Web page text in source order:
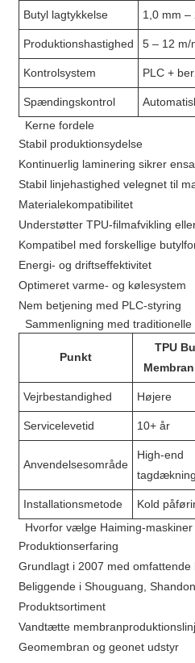
Butyl lagtykkelse 1,0 mm –
Produktionshastighed 5 – 12 m/
Kontrolsystem PLC +
Spændingskontrol
Kerne fordele
Stabil produktionsydelse
Kontinuerlig laminering sikrer
Stabil linjehastighed velegnet til
Materialekompatibilitet
Understøtter TPU-filmafvikling
Kompatibel med forskellige
Energi- og driftseffektivitet
Optimeret varme- og kølesystem
Nem betjening med PLC-styring
Sammenligning med
Punkt
TPU
Vejrbestandighed Højere
Servicelevetid 10+ år
Anvendelsesområde
High-end
tagdækning
Installationsmetode Kold
Hvorfor vælge Haiming-maskiner
Produktionserfaring
Grundlagt i 2007 med omfattende
Beliggende i Shouguang,
Produktsortiment
Vandtætte
Geomembran og geonet udstyr